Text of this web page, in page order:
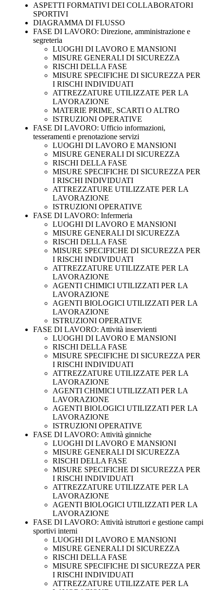
ASPETTI FORMATIVI DEI COLLABORATORI
SPORTIVI
DIAGRAMMA DI FLUSSO
FASE DI LAVORO: Direzione, amministrazione e
segreteria
LUOGHI DI LAVORO E MANSIONI
MISURE GENERALI DI SICUREZZA
RISCHI DELLA FASE
MISURE SPECIFICHE DI SICUREZZA PER
I RISCHI INDIVIDUATI
ATTREZZATURE UTILIZZATE PER LA
LAVORAZIONE
MATERIE PRIME, SCARTI O ALTRO
ISTRUZIONI OPERATIVE
FASE DI LAVORO: Ufficio informazioni,
tesseramenti e prenotazione servizi
LUOGHI DI LAVORO E MANSIONI
MISURE GENERALI DI SICUREZZA
RISCHI DELLA FASE
MISURE SPECIFICHE DI SICUREZZA PER
I RISCHI INDIVIDUATI
ATTREZZATURE UTILIZZATE PER LA
LAVORAZIONE
ISTRUZIONI OPERATIVE
FASE DI LAVORO: Infermeria
LUOGHI DI LAVORO E MANSIONI
MISURE GENERALI DI SICUREZZA
RISCHI DELLA FASE
MISURE SPECIFICHE DI SICUREZZA PER
I RISCHI INDIVIDUATI
ATTREZZATURE UTILIZZATE PER LA
LAVORAZIONE
AGENTI CHIMICI UTILIZZATI PER LA
LAVORAZIONE
AGENTI BIOLOGICI UTILIZZATI PER LA
LAVORAZIONE
ISTRUZIONI OPERATIVE
FASE DI LAVORO: Attività inservienti
LUOGHI DI LAVORO E MANSIONI
RISCHI DELLA FASE
MISURE SPECIFICHE DI SICUREZZA PER
I RISCHI INDIVIDUATI
ATTREZZATURE UTILIZZATE PER LA
LAVORAZIONE
AGENTI CHIMICI UTILIZZATI PER LA
LAVORAZIONE
AGENTI BIOLOGICI UTILIZZATI PER LA
LAVORAZIONE
ISTRUZIONI OPERATIVE
FASE DI LAVORO: Attività ginniche
LUOGHI DI LAVORO E MANSIONI
MISURE GENERALI DI SICUREZZA
RISCHI DELLA FASE
MISURE SPECIFICHE DI SICUREZZA PER
I RISCHI INDIVIDUATI
ATTREZZATURE UTILIZZATE PER LA
LAVORAZIONE
AGENTI BIOLOGICI UTILIZZATI PER LA
LAVORAZIONE
FASE DI LAVORO: Attività istruttori e gestione campi
sportivi interni
LUOGHI DI LAVORO E MANSIONI
MISURE GENERALI DI SICUREZZA
RISCHI DELLA FASE
MISURE SPECIFICHE DI SICUREZZA PER
I RISCHI INDIVIDUATI
ATTREZZATURE UTILIZZATE PER LA